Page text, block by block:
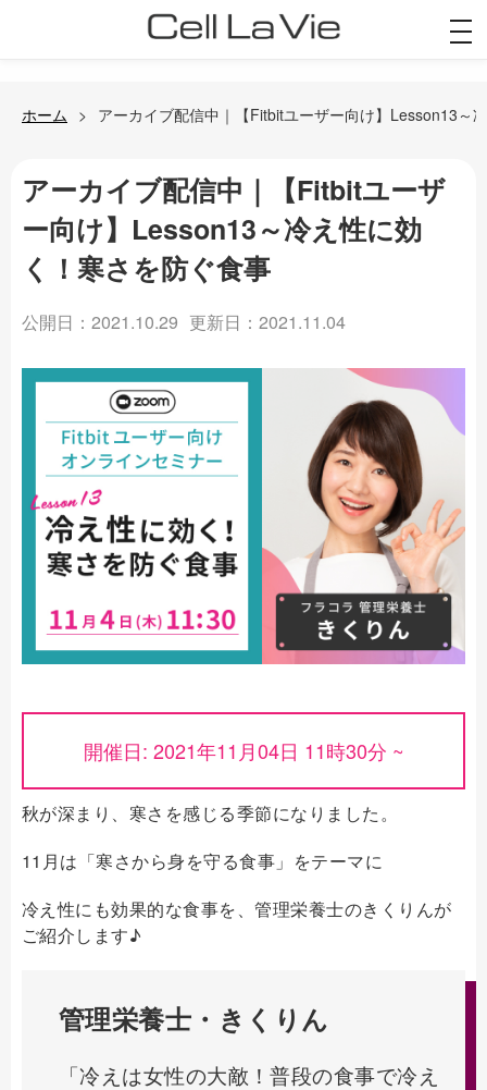
ホーム アーカイブ配信中｜【Fitbitユーザー向け】Lesson13～
アーカイブ配信中｜【Fitbitユーザ
ー向け】Lesson13～冷え性に効
く！寒さを防ぐ食事
公開日：2021.10.29 更新日：2021.11.04
開催日: 2021年11月04日 11時30分 ~
秋が深まり、寒さを感じる季節になりました。
11月は「寒さから身を守る食事」をテーマに
冷え性にも効果的な食事を、管理栄養士のきくりんが
ご紹介します♪
管理栄養士・きくりん
「冷えは女性の大敵！普段の食事で冷え